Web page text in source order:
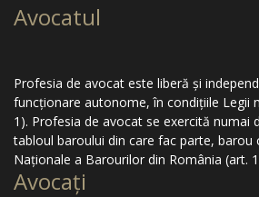
Avocatul
Profesia de avocat este liberă şi
funcţionare autonome, în condiţiile Legii
1). Profesia de avocat se exercită numai
tabloul baroului din care fac parte, barou
Naţionale a Barourilor din România (art.
Avocaţi